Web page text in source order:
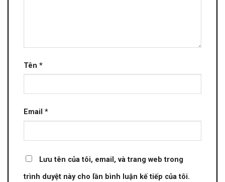
Tên *
Email *
Lưu tên của tôi, email, và trang web trong
trình duyệt này cho lần bình luận kế tiếp của tôi.